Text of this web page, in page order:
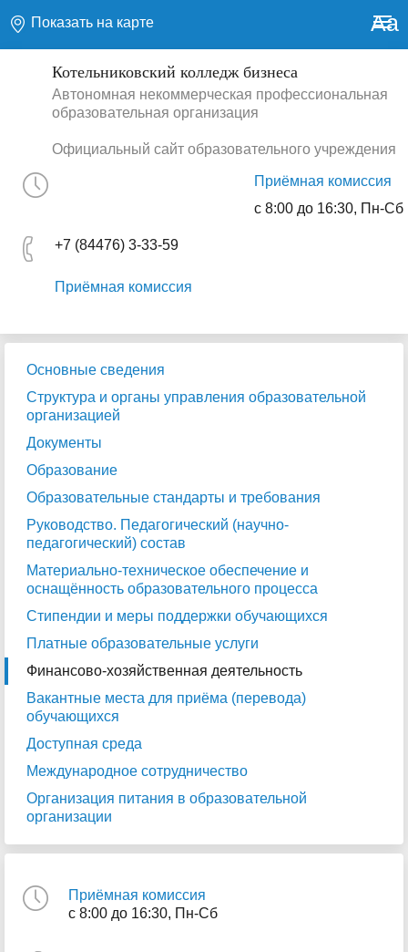
Показать на карте Aa
Котельниковский колледж бизнеса
Автономная некоммерческая профессиональная
образовательная организация
Официальный сайт образовательного учреждения
Приёмная комиссия
с 8:00 до 16:30, Пн-Сб
+7 (84476) 3-33-59
Приёмная комиссия
Основные сведения
Структура и органы управления образовательной
организацией
Документы
Образование
Образовательные стандарты и требования
Руководство. Педагогический (научно-
педагогический) состав
Материально-техническое обеспечение и
оснащённость образовательного процесса
Стипендии и меры поддержки обучающихся
Платные образовательные услуги
Финансово-хозяйственная деятельность
Вакантные места для приёма (перевода)
обучающихся
Доступная среда
Международное сотрудничество
Организация питания в образовательной
организации
Приёмная комиссия
с 8:00 до 16:30, Пн-Сб